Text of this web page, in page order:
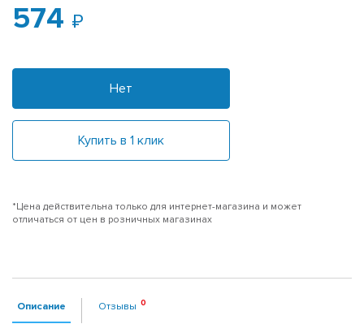
574
Нет
Купить в 1 клик
*Цена действительна только для интернет-магазина и может
отличаться от цен в розничных магазинах
Описание Отзывы